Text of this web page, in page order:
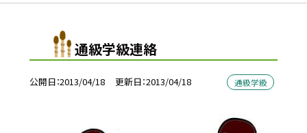
通級学級連絡
公開日 2013/04/18 更新日 2013/04/18 通級学級